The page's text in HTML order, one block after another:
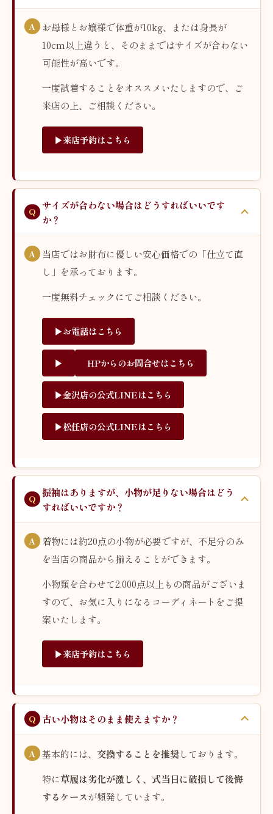
お母様とお嬢様で体重が10kg、または身長が
10cm以上違うと、そのままではサイズが合わない
可能性が高いです。
一度試着することをオススメいたしますので、ご
来店の上、ご相談ください。
▶︎来店予約はこちら
サイズが合わない場合はどうすればいいです
か？
当店ではお財布に優しい安心価格での「仕立て直
し」を承っております。
一度無料チェックにてご相談ください。
▶︎お電話はこちら
▶︎ HPからのお問合せはこちら
▶︎金沢店の公式LINEはこちら
▶︎松任店の公式LINEはこちら
振袖はありますが、小物が足りない場合はどう
すればいいですか？
着物には約20点の小物が必要ですが、不足分のみ
を当店の商品から揃えることができます。
小物類を合わせて2,000点以上もの商品がございま
すので、お気に入りになるコーディネートをご提
案いたします。
▶︎来店予約はこちら
古い小物はそのまま使えますか？
基本的には、 交換することを推奨しております。
特に草履は劣化が激しく、式当日に破損して後悔
するケースが頻発しています。